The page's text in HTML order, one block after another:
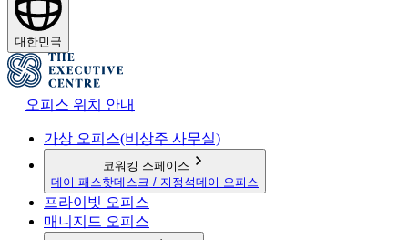
대한민국
오피스 위치 안내
가상 오피스(비상주 사무실)
코워킹 스페이스
데이 패스핫데스크 / 지정석데이 오피스
프라이빗 오피스
매니지드 오피스